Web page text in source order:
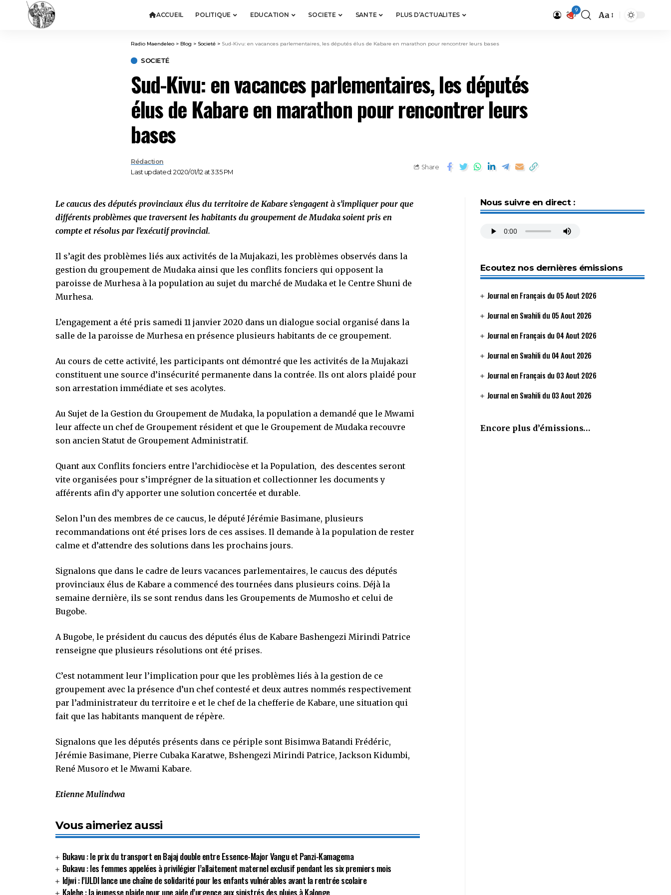
ACCUEIL POLITIQUE EDUCATION SOCIETE SANTE PLUS D’ACTUALITES
9 Aa
Radio Maendeleo > Blog > Societé > Sud-Kivu: en vacances parlementaires, les députés élus de Kabare en marathon pour rencontrer leurs bases
SOCIETÉ
Sud-Kivu: en vacances parlementaires, les députés
élus de Kabare en marathon pour rencontrer leurs
bases
Last updated: 2020/01/12 at 3:35 PM
Rédaction
Share
Le caucus des députés provinciaux élus du territoire de Kabare s’engagent à s’impliquer pour que
différents problèmes que traversent les habitants du groupement de Mudaka soient pris en
compte et résolus par l’exécutif provincial.
Il s’agit des problèmes liés aux activités de la Mujakazi, les problèmes observés dans la
gestion du groupement de Mudaka ainsi que les conflits fonciers qui opposent la
paroisse de Murhesa à la population au sujet du marché de Mudaka et le Centre Shuni de
Murhesa.
L’engagement a été pris samedi 11 janvier 2020 dans un dialogue social organisé dans la
salle de la paroisse de Murhesa en présence plusieurs habitants de ce groupement.
Au cours de cette activité, les participants ont démontré que les activités de la Mujakazi
constituent une source d’insécurité permanente dans la contrée. Ils ont alors plaidé pour
son arrestation immédiate et ses acolytes.
Au Sujet de la Gestion du Groupement de Mudaka, la population a demandé que le Mwami
leur affecte un chef de Groupement résident et que le Groupement de Mudaka recouvre
son ancien Statut de Groupement Administratif.
Quant aux Conflits fonciers entre l’archidiocèse et la Population, des descentes seront
vite organisées pour s’imprégner de la situation et collectionner les documents y
afférents afin d’y apporter une solution concertée et durable.
Selon l’un des membres de ce caucus, le député Jérémie Basimane, plusieurs
recommandations ont été prises lors de ces assises. Il demande à la population de rester
calme et d’attendre des solutions dans les prochains jours.
Signalons que dans le cadre de leurs vacances parlementaires, le caucus des députés
provinciaux élus de Kabare a commencé des tournées dans plusieurs coins. Déjà la
semaine dernière, ils se sont rendus dans les Groupements de Mumosho et celui de
Bugobe.
A Bugobe, le président du caucus des députés élus de Kabare Bashengezi Mirindi Patrice
renseigne que plusieurs résolutions ont été prises.
C’est notamment leur l’implication pour que les problèmes liés à la gestion de ce
groupement avec la présence d’un chef contesté et deux autres nommés respectivement
par l’administrateur du territoire e et le chef de la chefferie de Kabare, une situation qui
fait que las habitants manquent de répère.
Signalons que les députés présents dans ce périple sont Bisimwa Batandi Frédéric,
Jérémie Basimane, Pierre Cubaka Karatwe, Bshengezi Mirindi Patrice, Jackson Kidumbi,
René Musoro et le Mwami Kabare.
Etienne Mulindwa
Vous aimeriez aussi
Bukavu : le prix du transport en Bajaj double entre Essence-Major Vangu et Panzi-Kamagema
Bukavu : les femmes appelées à privilégier l’allaitement maternel exclusif pendant les six premiers mois
Idjwi : l’IJLDI lance une chaîne de solidarité pour les enfants vulnérables avant la rentrée scolaire
Kalehe : la jeunesse plaide pour une aide d’urgence aux sinistrés des pluies à Kalonge
Nous suivre en direct :
Ecoutez nos dernières émissions
Journal en Français du 05 Aout 2026
Journal en Swahili du 05 Aout 2026
Journal en Français du 04 Aout 2026
Journal en Swahili du 04 Aout 2026
Journal en Français du 03 Aout 2026
Journal en Swahili du 03 Aout 2026
Encore plus d’émissions…